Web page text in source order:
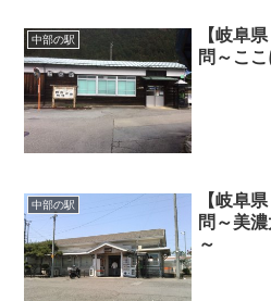
中部の駅
【岐阜
問～こ
中部の駅
【岐阜
問～美
～